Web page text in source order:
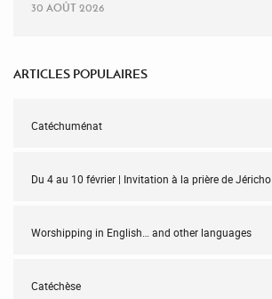
30 AOÛT 2026
ARTICLES POPULAIRES
Catéchuménat
Du 4 au 10 février | Invitation à la prière de Jéricho
Worshipping in English… and other languages
Catéchèse